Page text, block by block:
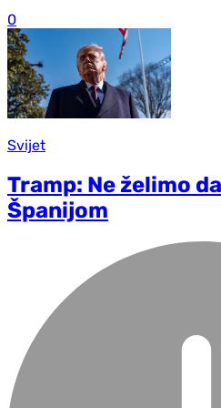
0
Svijet
Tramp: Ne želimo
Španijom